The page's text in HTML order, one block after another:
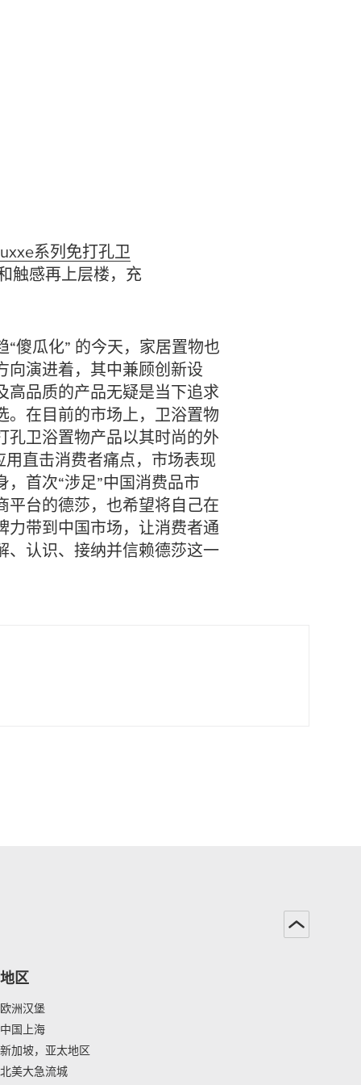
系列免打孔卫
触感再上层楼，充
傻瓜化” 的今天，家居置物也
向演进着，其中兼顾创新设
高品质的产品无疑是当下追求
。在目前的市场上，卫浴置物
孔卫浴置物产品以其时尚的外
用直击消费者痛点，市场表现
首次“涉足”中国消费品市
平台的德莎，也希望将自己在
力带到中国市场，让消费者通
、认识、接纳并信赖德莎这一
地区
欧洲汉堡
中国上海
新加坡，亚太地区
北美大急流城